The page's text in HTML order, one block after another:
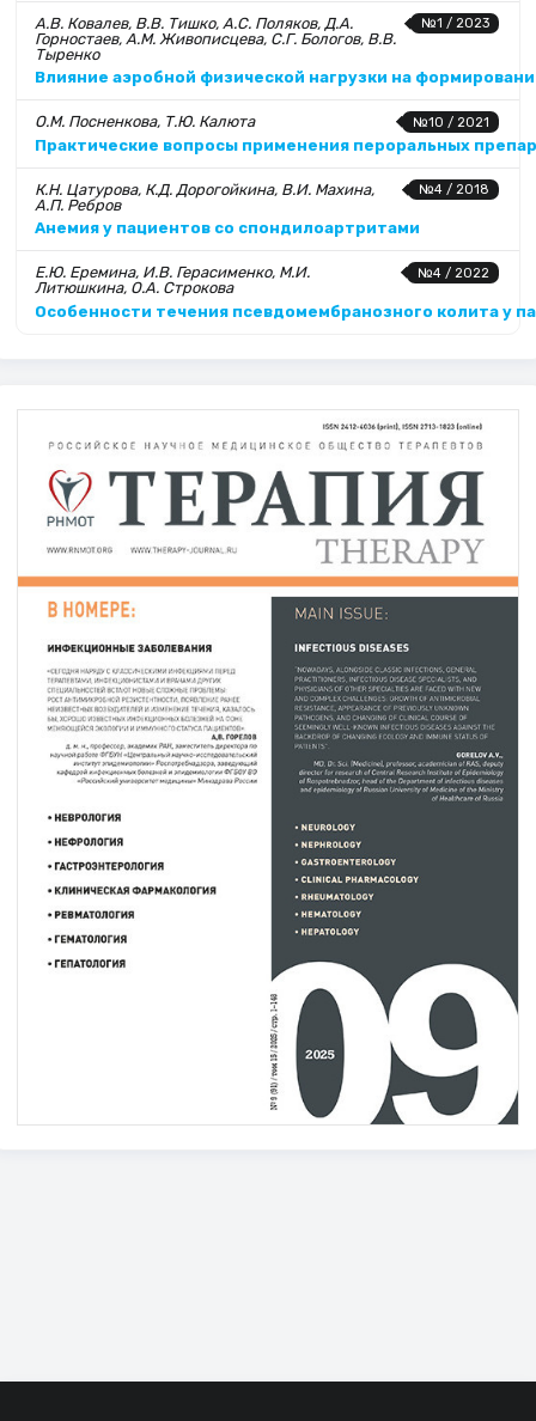
№1 / 2023
А.В. Ковалев, В.В. Тишко, А.С. Поляков, Д.А.
Горностаев, А.М. Живописцева, С.Г. Бологов, В.В.
Тыренко
Влияние аэробной физической нагрузки на
№10 / 2021
О.М. Посненкова, Т.Ю. Калюта
Практические вопросы применения пероральных
№4 / 2018
К.Н. Цатурова, К.Д. Дорогойкина, В.И. Махина,
А.П. Ребров
Анемия у пациентов со спондилоартритами
№4 / 2022
Е.Ю. Еремина, И.В. Герасименко, М.И.
Литюшкина, О.А. Строкова
Особенности течения псевдомембранозного колита у